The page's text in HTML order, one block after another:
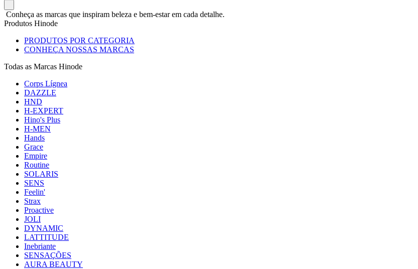
Conheça as marcas que inspiram beleza e bem-estar em cada detalhe.
Produtos Hinode
PRODUTOS POR CATEGORIA
CONHEÇA NOSSAS MARCAS
Todas as Marcas Hinode
Corps Lígnea
DAZZLE
HND
H-EXPERT
Hino's Plus
H-MEN
Hands
Grace
Empire
Routine
SOLARIS
SENS
Feelin'
Strax
Proactive
JOLI
DYNAMIC
LATTITUDE
Inebriante
SENSAÇÕES
AURA BEAUTY